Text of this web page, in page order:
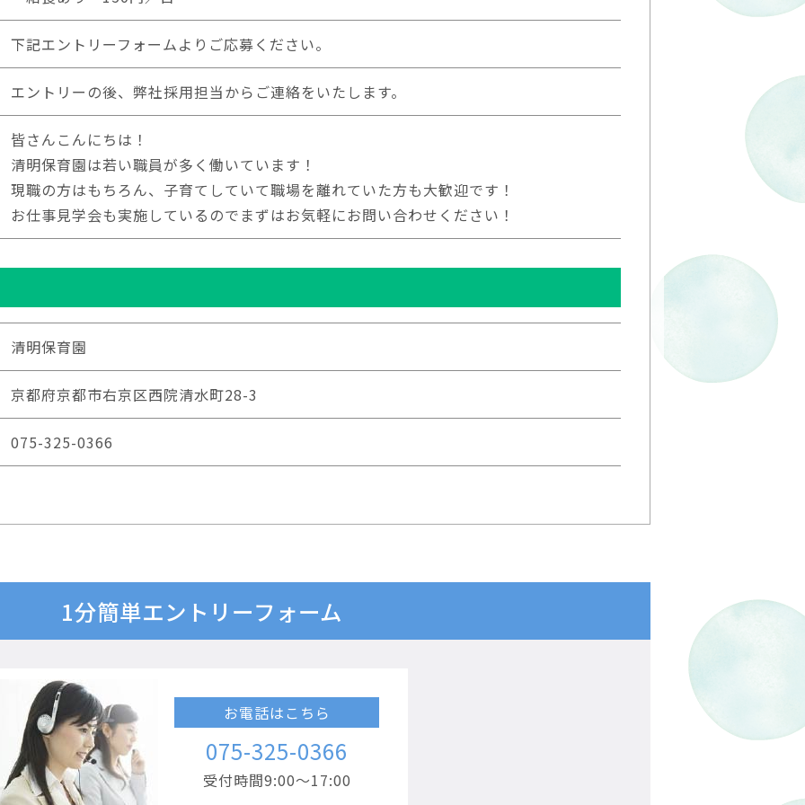
下記エントリーフォームよりご応募ください。
エントリーの後、弊社採用担当からご連絡をいたします。
皆さんこんにちは！
清明保育園は若い職員が多く働いています！
現職の方はもちろん、子育てしていて職場を離れていた方も大歓迎です！
お仕事見学会も実施しているのでまずはお気軽にお問い合わせください！
清明保育園
京都府京都市右京区西院清水町28-3
075-325-0366
1分簡単エントリーフォーム
お電話はこちら
075-325-0366
受付時間9:00～17:00